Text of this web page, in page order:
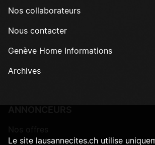
Nos collaborateurs
Nous contacter
Genève Home Informations
Archives
Le site lausannecites.ch utilise